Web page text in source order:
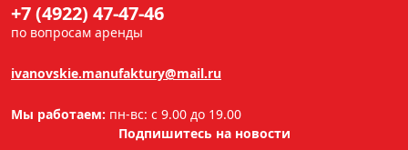
+7 (4922) 47-47-46
по вопросам аренды
ivanovskie.manufaktury@mail.ru
Мы работаем: пн-вс: с 9.00 до 19.00
Подпишитесь на новости